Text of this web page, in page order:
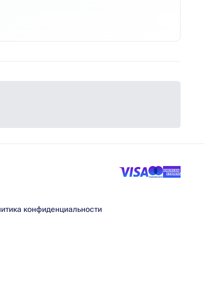
конфиденциальности